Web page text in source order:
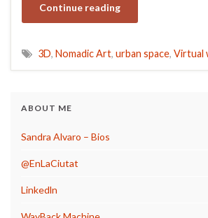
Continue reading
3D, Nomadic Art, urban space, Virtual
ABOUT ME
Sandra Alvaro – Bios
@EnLaCiutat
Linkedln